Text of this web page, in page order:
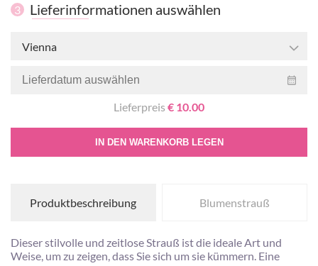
3 Lieferinformationen auswählen
Vienna
Lieferpreis € 10.00
IN DEN WARENKORB LEGEN
Produktbeschreibung Blumenstrauß
Dieser stilvolle und zeitlose Strauß ist die ideale Art und
Weise, um zu zeigen, dass Sie sich um sie kümmern. Eine